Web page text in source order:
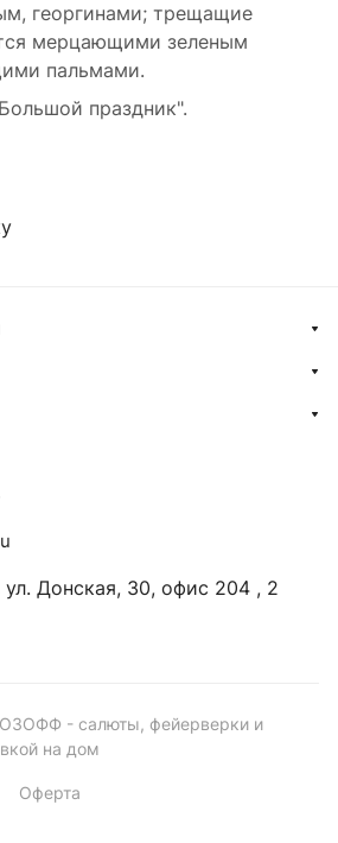
георгинами; трещащие
мерцающими зеленым
пальмами.
праздник".
ул. Донская, 30, офис 204 , 2
- салюты, фейерверки и
на дом
Оферта